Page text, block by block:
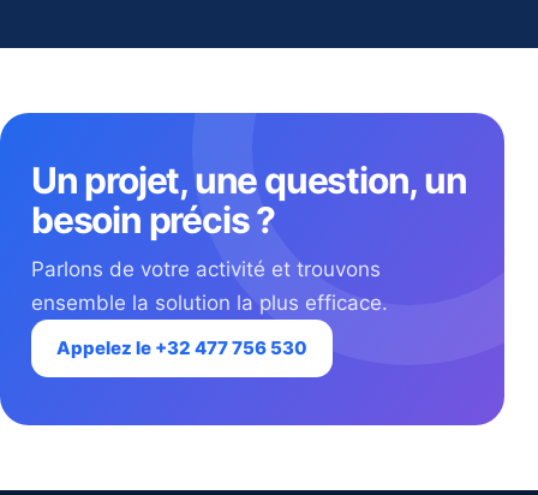
Un projet, une question, un
besoin précis ?
Parlons de votre activité et trouvons
ensemble la solution la plus efficace.
Appelez le +32 477 756 530